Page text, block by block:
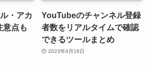
・アカ
意点も
YouTubeのチャンネル登録
者数をリアルタイムで確認
できるツールまとめ
2023年4月16日